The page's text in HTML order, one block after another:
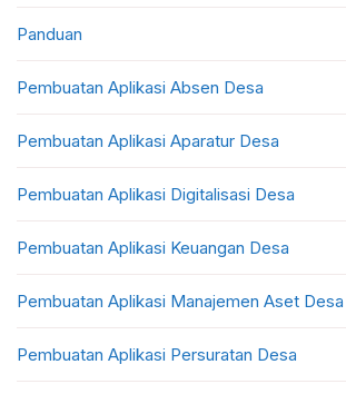
Panduan
Pembuatan Aplikasi Absen Desa
Pembuatan Aplikasi Aparatur Desa
Pembuatan Aplikasi Digitalisasi Desa
Pembuatan Aplikasi Keuangan Desa
Pembuatan Aplikasi Manajemen Aset Desa
Pembuatan Aplikasi Persuratan Desa